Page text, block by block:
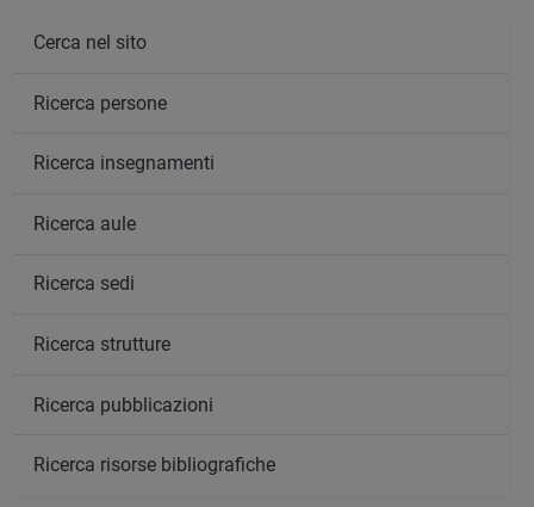
Cerca nel sito
Ricerca persone
Ricerca insegnamenti
Ricerca aule
Ricerca sedi
Ricerca strutture
Ricerca pubblicazioni
Ricerca risorse bibliografiche